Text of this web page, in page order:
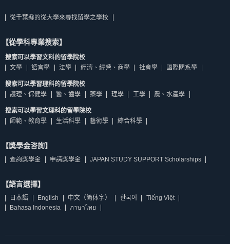
從千葉縣的從大學來尋找留學之學校
【從學科專業搜索】
搜索可以學習文科的留學院校
文學
語言學 法學 經濟、經營、商學 社會學 國際關系學
搜索可以學習理科的留學院校
護理、保健學
醫、齒學 藥學 理學 工學 農、水產學
搜索可以學習文理科的留學院校
師範、教育學
生活科學 藝術學 綜合科學
【獎學金咨詢】
查詢獎學金 申請獎學金 JAPAN STUDY SUPPORT Scholarships
【語言選擇】
日本語 English 中文（简体字） 한국어
Tiếng Việt
Bahasa Indonesia
ภาษาไทย